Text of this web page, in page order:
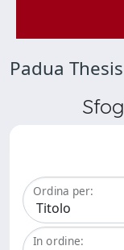
Padua
Ordina per:
In ordine: